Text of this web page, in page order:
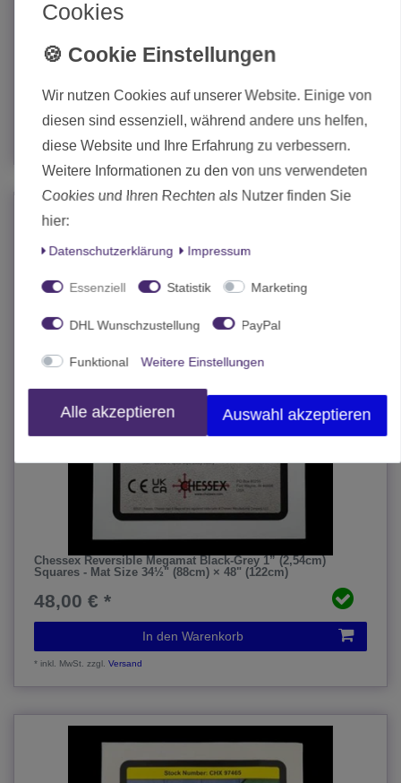
- Mat Size 34½" (88cm) × 48" (122cm)
In den Warenkorb
inkl. MwSt.zzgl.Versand
Chessex Reversible Megamat Black-Grey 1” (2,54cm)
Squares - Mat Size 34½" (88cm) × 48" (122cm)
48,00 € *
In den Warenkorb
*inkl. MwSt. zzgl.Versand
Cookies
Wir nutzen Cookies auf unserer Website. Einige von
diesen sind essenziell, während andere uns helfen,
diese Website und Ihre Erfahrung zu verbessern.
Weitere Informationen zu den von uns verwendeten
Cookies und Ihren Rechten als Nutzer finden Sie
hier:
Daten­schutz­erklärung Impressum
Essenziell Statistik Marketing
DHL Wunschzustellung PayPal
Funktional Weitere Einstellungen
Alle akzeptieren Auswahl akzeptieren